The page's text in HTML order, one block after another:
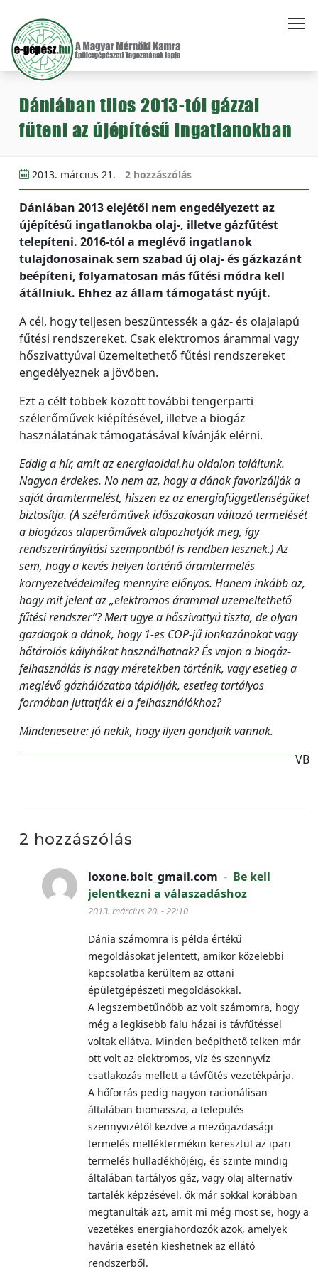
Dániában tilos 2013-tól gázzal
fűteni az újépítésű ingatlanokban
2013. március 21. 2 hozzászólás
Dániában 2013 elejétől nem engedélyezett az
újépítésű ingatlanokba olaj-, illetve gázfűtést
telepíteni. 2016-tól a meglévő ingatlanok
tulajdonosainak sem szabad új olaj- és gázkazánt
beépíteni, folyamatosan más fűtési módra kell
átállniuk. Ehhez az állam támogatást nyújt.
A cél, hogy teljesen beszüntessék a gáz- és olajalapú
fűtési rendszereket. Csak elektromos árammal vagy
hőszivattyúval üzemeltethető fűtési rendszereket
engedélyeznek a jövőben.
Ezt a célt többek között további tengerparti
szélerőművek kiépítésével, illetve a biogáz
használatának támogatásával kívánják elérni.
Eddig a hír, amit az energiaoldal.hu oldalon találtunk.
Nagyon érdekes. No nem az, hogy a dánok favorizálják a
saját áramtermelést, hiszen ez az energiafüggetlenségüket
biztosítja. (A szélerőművek időszakosan változó termelését
a biogázos alaperőművek alapozhatják meg, így
rendszerirányítási szempontból is rendben lesznek.) Az
sem, hogy a kevés helyen történő áramtermelés
környezetvédelmileg mennyire előnyös. Hanem inkább az,
hogy mit jelent az „elektromos árammal üzemeltethető
fűtési rendszer”? Mert ugye a hőszivattyú tiszta, de olyan
gazdagok a dánok, hogy 1-es COP-jű ionkazánokat vagy
hőtárolós kályhákat használhatnak? És vajon a biogáz-
felhasználás is nagy méretekben történik, vagy esetleg a
meglévő gázhálózatba táplálják, esetleg tartályos
formában juttatják el a felhasználókhoz?
Mindenesetre: jó nekik, hogy ilyen gondjaik vannak.
VB
2 hozzászólás
loxone.bolt_gmail.com - Be kell
jelentkezni a válaszadáshoz
2013. március 20. - 22:10
Dánia számomra is példa értékű
megoldásokat jelentett, amikor közelebbi
kapcsolatba kerültem az ottani
épületgépészeti megoldásokkal.
A legszembetűnőbb az volt számomra, hogy
még a legkisebb falu házai is távfűtéssel
voltak ellátva. Minden beépíthető telken már
ott volt az elektromos, víz és szennyvíz
csatlakozás mellett a távfűtés vezetékpárja.
A hőforrás pedig nagyon racionálisan
általában biomassza, a település
szennyvizétől kezdve a mezőgazdasági
termelés melléktermékin keresztül az ipari
termelés hulladékhőjéig, és szinte mindig
általában tartályos gáz, vagy olaj alternatív
tartalék képzésével. ők már sokkal korábban
megtanulták azt, amit mi még most se, hogy a
vezetékes energiahordozók azok, amelyek
havária esetén kieshetnek az ellátó
rendszerből.